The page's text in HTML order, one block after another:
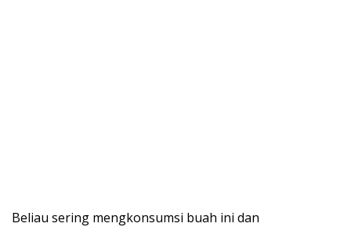
Beliau sering mengkonsumsi buah ini dan